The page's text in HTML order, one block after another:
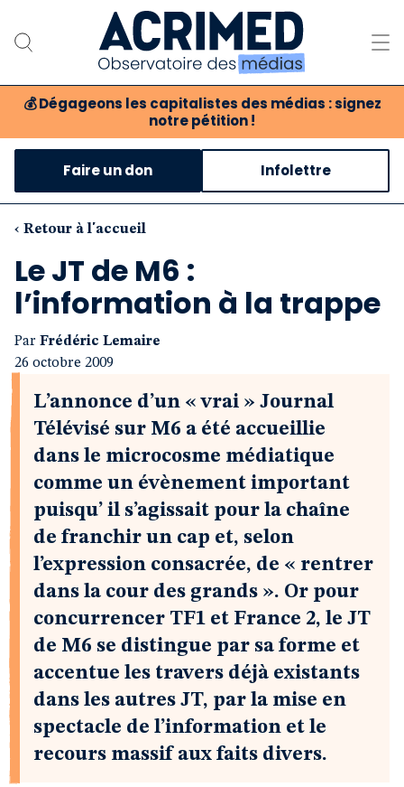
💰 Dégageons les capitalistes des médias : signez
notre pétition !
Notre association
Notre critique des médias
Nos propositions
Notre revue
Boutique
Faire un don Infolettre
‹ Retour à l'accueil
Le JT de M6 :
l’information à la trappe
Par Frédéric Lemaire
26 octobre 2009
L’annonce d’un « vrai » Journal
Télévisé sur M6 a été accueillie
dans le microcosme médiatique
comme un évènement important
puisqu’ il s’agissait pour la chaîne
de franchir un cap et, selon
l’expression consacrée, de « rentrer
dans la cour des grands ». Or pour
concurrencer TF1 et France 2, le JT
de M6 se distingue par sa forme et
accentue les travers déjà existants
dans les autres JT, par la mise en
spectacle de l’information et le
recours massif aux faits divers.